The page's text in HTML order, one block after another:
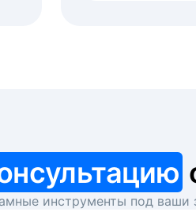
инструменты под ваши